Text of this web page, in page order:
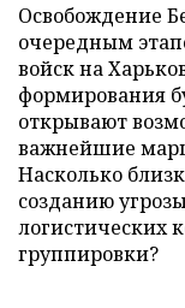
Освобождение
очередным
войск на
формирования
открывают
важнейшие
Насколько
созданию
логистических
группировки?